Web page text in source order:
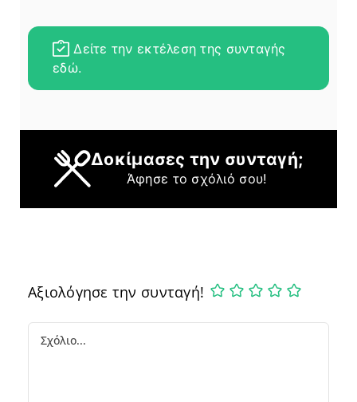
Δείτε την εκτέλεση της συνταγής
εδώ.
Δοκίμασες την συνταγή;
Άφησε το σχόλιό σου!
Αξιολόγησε την συνταγή!
Comment